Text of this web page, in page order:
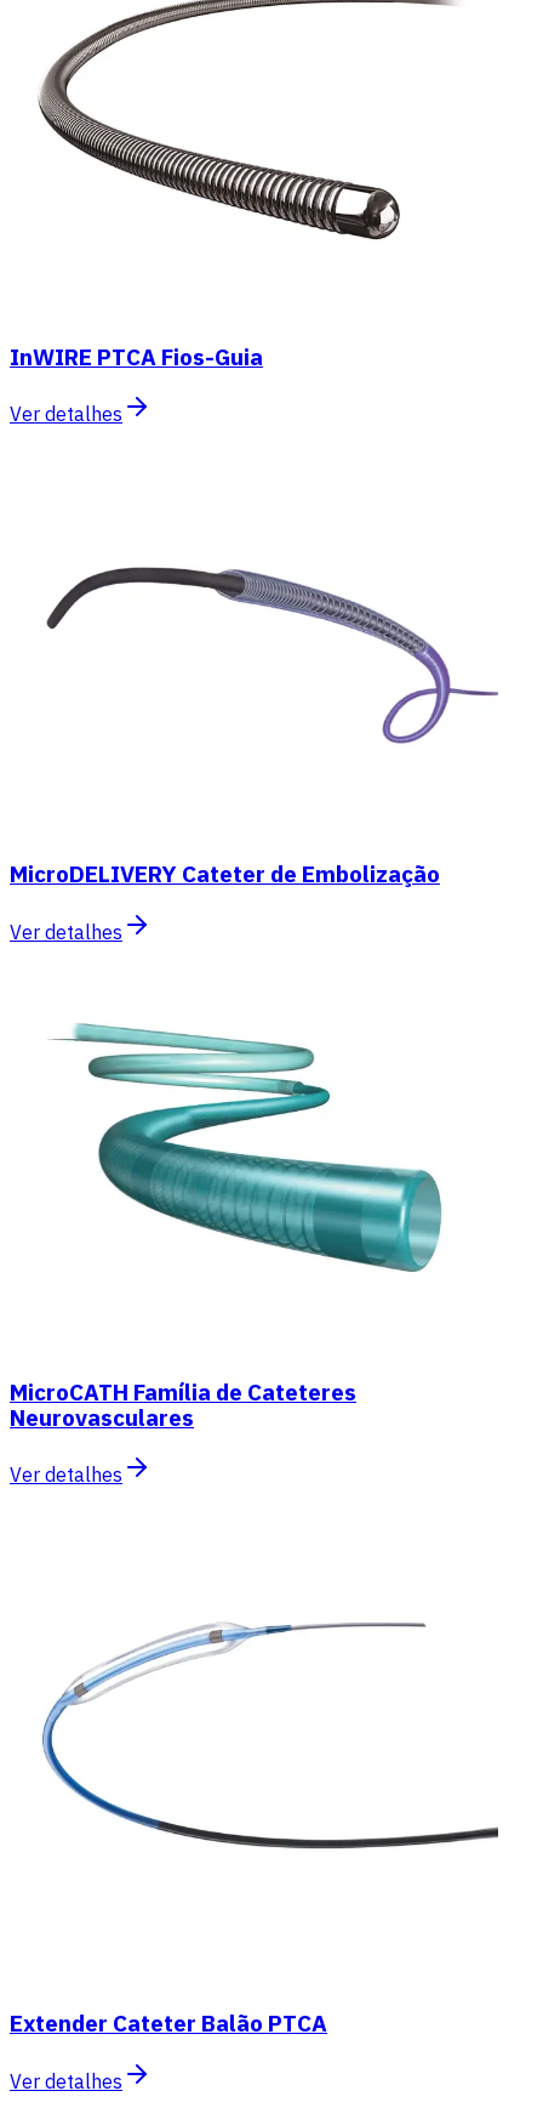
InWIRE PTCA Fios-Guia
Ver detalhes
MicroDELIVERY Cateter de Embolização
Ver detalhes
MicroCATH Família de Cateteres
Neurovasculares
Ver detalhes
Extender Cateter Balão PTCA
Ver detalhes